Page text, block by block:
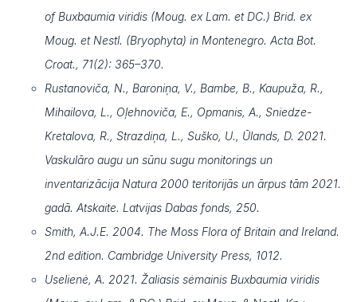
of Buxbaumia viridis (Moug. ex Lam. et DC.) Brid. ex
Moug. et Nestl. (Bryophyta) in Montenegro. Acta Bot.
Croat., 71(2): 365–370.
Rustanoviča, N., Baroniņa, V., Bambe, B., Kaupuža, R.,
Mihailova, L., Oļehnoviča, E., Opmanis, A., Sniedze-
Kretalova, R., Strazdiņa, L., Suško, U., Ūlands, D. 2021.
Vaskulāro augu un sūnu sugu monitorings un
inventarizācija Natura 2000 teritorijās un ārpus tām 2021.
gadā. Atskaite. Latvijas Dabas fonds, 250.
Smith, A.J.E. 2004. The Moss Flora of Britain and Ireland.
2nd edition. Cambridge University Press, 1012.
Uselienė, A. 2021. Žaliasis sėmainis Buxbaumia viridis